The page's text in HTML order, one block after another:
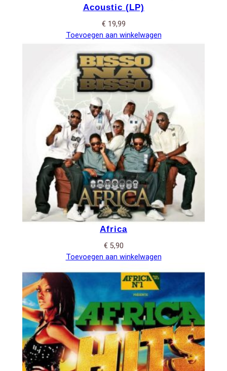
Acoustic (LP)
€ 19,99
Toevoegen aan winkelwagen
Africa
€ 5,90
Toevoegen aan winkelwagen